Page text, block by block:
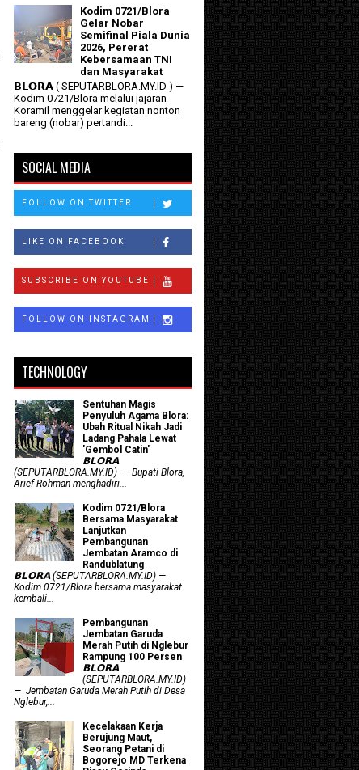
Kodim 0721/Blora
Gelar Nobar
Semifinal Piala Dunia
2026, Pererat
Kebersamaan TNI
dan Masyarakat
𝗕𝗟𝗢𝗥𝗔 ( SEPUTARBLORA.MY.ID ) —
Kodim 0721/Blora melalui jajaran
Koramil menggelar kegiatan nonton
bareng (nobar) pertandi...
SOCIAL MEDIA
FOLLOW ON TWITTER
LIKE ON FACEBOOK
SUBSCRIBE ON YOUTUBE
FOLLOW ON INSTAGRAM
TECHNOLOGY
Sentuhan Magis
Penyuluh Agama Blora:
Ubah Ritual Nikah Jadi
Ladang Pahala Lewat
'Gembol Catin'
𝗕𝗟𝗢𝗥𝗔
(SEPUTARBLORA.MY.ID) — Bupati Blora,
Arief Rohman menghadiri...
Kodim 0721/Blora
Bersama Masyarakat
Lanjutkan
Pembangunan
Jembatan Aramco di
Randublatung
𝗕𝗟𝗢𝗥𝗔 (SEPUTARBLORA.MY.ID) —
Kodim 0721/Blora bersama masyarakat
kembali...
Pembangunan
Jembatan Garuda
Merah Putih di Nglebur
Rampung 100 Persen
𝗕𝗟𝗢𝗥𝗔
(SEPUTARBLORA.MY.ID)
— Jembatan Garuda Merah Putih di Desa
Nglebur,...
Kecelakaan Kerja
Berujung Maut,
Seorang Petani di
Bogorejo MD Terkena